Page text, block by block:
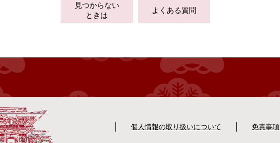
見つからない
ときは
よくある質問
個人情報の取り扱いについて 免責事項